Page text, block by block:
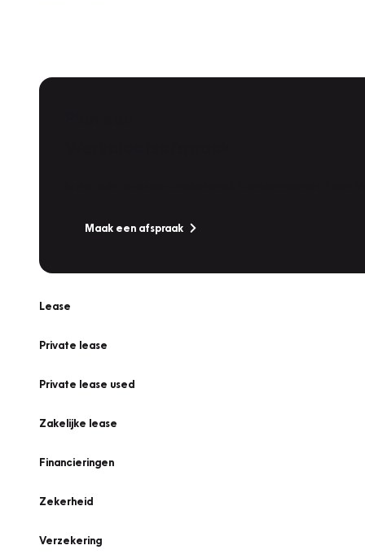
Maak een afspraak
Lease
Private lease
Private lease used
Zakelijke lease
Financieringen
Zekerheid
Verzekering